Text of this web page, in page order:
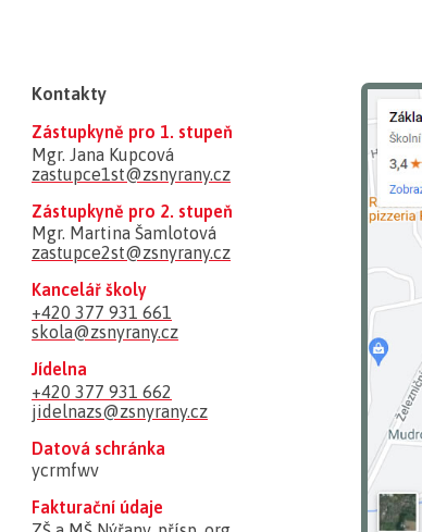
Kontakty
Zástupkyně pro 1. stupeň
Mgr. Jana Kupcová
zastupce1st@zsnyrany.cz
Zástupkyně pro 2. stupeň
Mgr. Martina Šamlotová
zastupce2st@zsnyrany.cz
Kancelář školy
+420 377 931 661
skola@zsnyrany.cz
Jídelna
+420 377 931 662
jidelnazs@zsnyrany.cz
Datová schránka
ycrmfwv
Fakturační údaje